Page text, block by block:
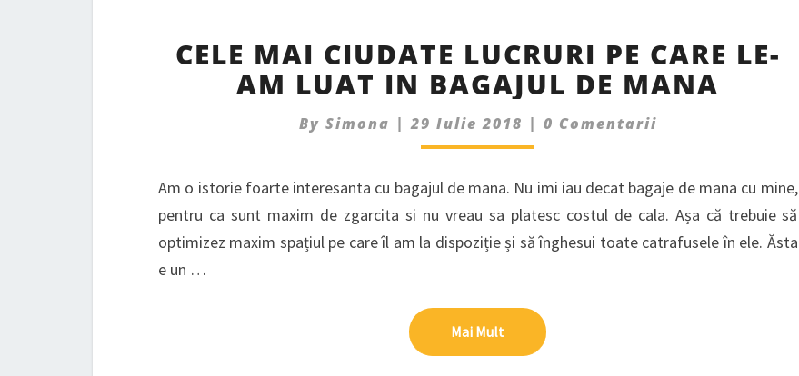
MAI
CIUDATE
LUCRURI
PE
CARE
AM
LUAT
IN
BAGAJUL
MANA
CELE MAI CIUDATE LUCRURI PE CARE LE-
AM LUAT IN BAGAJUL DE MANA
By Simona |29 Iulie 2018 | Comments
0 Comentarii
Am o istorie foarte interesanta cu bagajul de mana. Nu imi iau decat bagaje de mana cu mine,
pentru ca sunt maxim de zgarcita si nu vreau sa platesc costul de cala. Așa că trebuie să
optimizez maxim spațiul pe care îl am la dispoziție și să înghesui toate catrafusele în ele. Ăsta
e un …
Mai MultMai Mult